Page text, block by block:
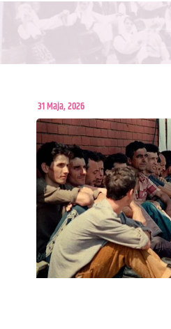
31 Maja, 2026